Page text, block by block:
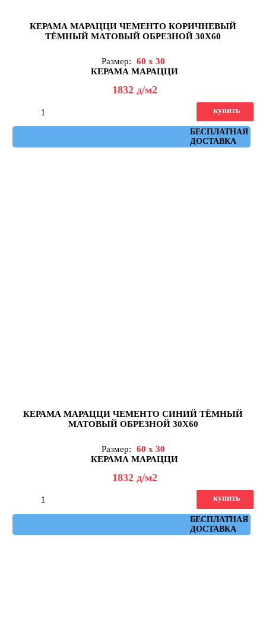
КЕРАМА МАРАЦЦИ ЧЕМЕНТО КОРИЧНЕВЫЙ
ТЁМНЫЙ МАТОВЫЙ ОБРЕЗНОЙ 30X60
Размер:
60 x 30
КЕРАМА МАРАЦЦИ
1832 д/м2
БЕСПЛАТНАЯ
ДОСТАВКА
купить
КЕРАМА МАРАЦЦИ ЧЕМЕНТО СИНИЙ ТЁМНЫЙ
МАТОВЫЙ ОБРЕЗНОЙ 30X60
Размер:
60 x 30
КЕРАМА МАРАЦЦИ
1832 д/м2
БЕСПЛАТНАЯ
ДОСТАВКА
купить